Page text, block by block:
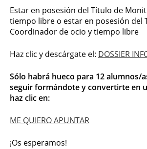
Estar en posesión del Título de
tiempo libre o estar en posesión del
Coordinador de ocio y tiempo libre
Haz clic y descárgate el: DOSSIER
Sólo habrá hueco para 12 alumnos/
seguir formándote y convertirte en
haz clic en:
ME QUIERO APUNTAR
¡Os esperamos!